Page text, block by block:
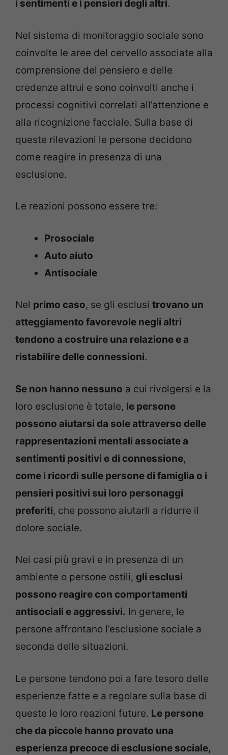
i sentimenti e i pensieri degli altri.
Nel sistema di monitoraggio sociale sono
coinvolte le aree del cervello associate alla
comprensione del pensiero e delle
credenze altrui e sono coinvolti anche i
processi cognitivi correlati all’attenzione e
alla ricognizione facciale. Sulla base di
queste rilevazioni le persone decidono
come reagire in presenza di una
esclusione.
Le reazioni possono essere tre:
Prosociale
Auto aiuto
Antisociale
Nel primo caso, se gli esclusi trovano un
atteggiamento favorevole negli altri
tendono a costruire una relazione e a
ristabilire delle connessioni.
Se non hanno nessuno a cui rivolgersi e la
loro esclusione è totale, le persone
possono aiutarsi da sole attraverso delle
rappresentazioni mentali associate a
sentimenti positivi e di connessione,
come i ricordi sulle persone di famiglia o i
pensieri positivi sui loro personaggi
preferiti, che possono aiutarli a ridurre il
dolore sociale.
Nei casi più gravi e in presenza di un
ambiente o persone ostili, gli esclusi
possono reagire con comportamenti
antisociali e aggressivi. In genere, le
persone affrontano l’esclusione sociale a
seconda delle situazioni.
Le persone tendono poi a fare tesoro delle
esperienze fatte e a regolare sulla base di
queste le loro reazioni future. Le persone
che da piccole hanno provato una
esperienza precoce di esclusione sociale,